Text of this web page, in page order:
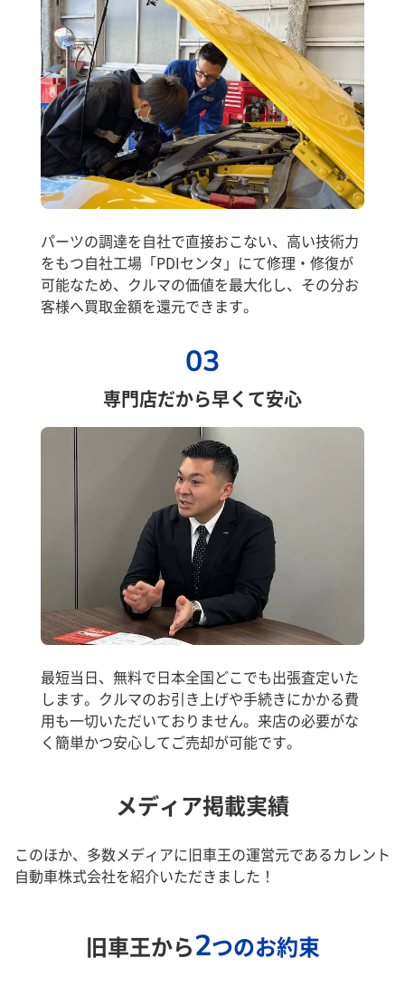
パーツの調達を自社で直接おこない、高い技術力
をもつ自社工場「PDIセンタ」にて修理・修復が
可能なため、クルマの価値を最大化し、その分お
客様へ買取金額を還元できます。
03
専門店だから早くて安心
最短当日、無料で日本全国どこでも出張査定いた
します。クルマのお引き上げや手続きにかかる費
用も一切いただいておりません。来店の必要がな
く簡単かつ安心してご売却が可能です。
メディア掲載実績
このほか、多数メディアに旧車王の運営元であるカレント
自動車株式会社を紹介いただきました！
旧車王から2つのお約束